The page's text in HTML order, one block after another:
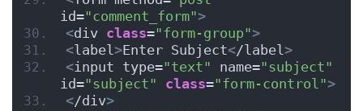
id="comment_form">
<div class="form-group">
<label >Enter Subject</label >
<input type="text" name="subject"
id="subject" class="form-control">
</div>